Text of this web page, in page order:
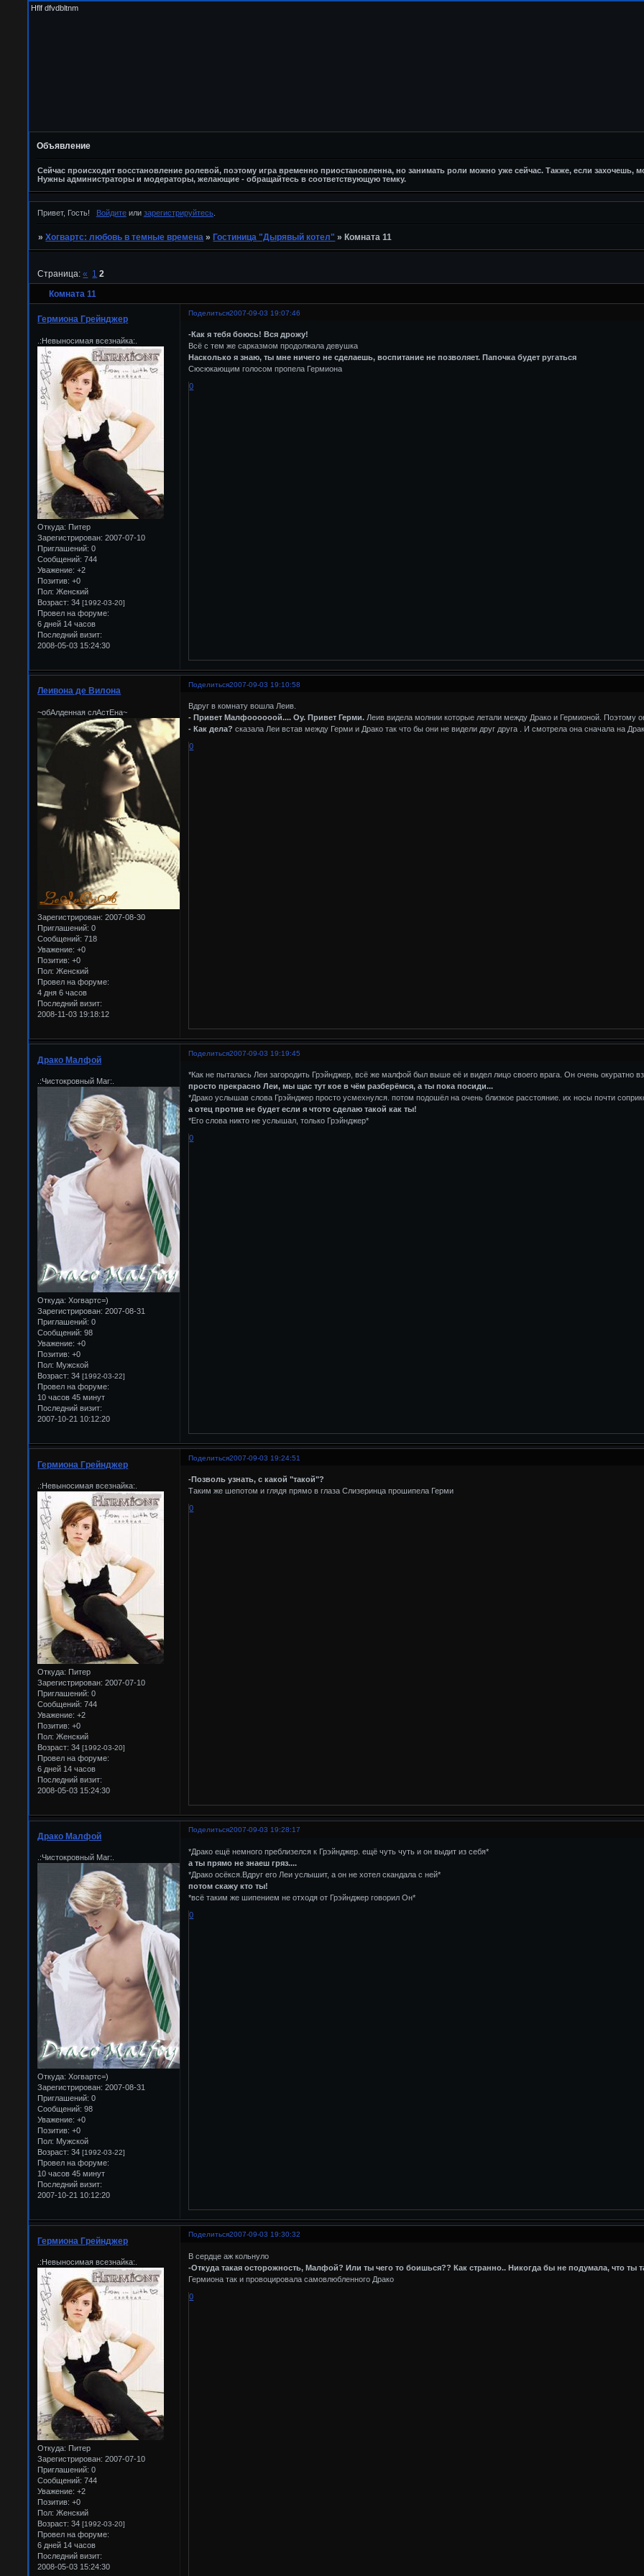
Hflf dfvdbltnm
Объявление
Сейчас происходит восстановление ролевой, поэтому игра временно приостановленна, но занимать роли можно уже сейчас. Также, если захочешь,
Нужны администраторы и модераторы, желающие - обращайтесь в соответствующую темку.
Привет, Гость! Войдитеили зарегистрируйтесь.
»Хогвартс: любовь в темные времена » Гостиница "Дырявый котел" » Комната 11
Комната 11
Страница:« 1 2
Поделиться2007-09-03 19:07:46
Гермиона Грейнджер
.:Невыносимая всезнайка:.
Откуда: Питер
Зарегистрирован: 2007-07-10
Приглашений: 0
Сообщений: 744
Уважение: +2
Позитив: +0
Пол: Женский
Возраст: 34[1992-03-20]
Провел на форуме:
6 дней 14 часов
Последний визит:
2008-05-03 15:24:30
-Как я тебя боюсь! Вся дрожу!
Всё с тем же сарказмом продолжала девушка
Насколько я знаю, ты мне ничего не сделаешь, воспитание не позволяет. Папочка будет ругаться
Сюсюкающим голосом пропела Гермиона
0
Поделиться2007-09-03 19:10:58
Леивона де Вилона
~обАлденная слАстЕна~
Зарегистрирован: 2007-08-30
Приглашений: 0
Сообщений: 718
Уважение: +0
Позитив: +0
Пол: Женский
Провел на форуме:
4 дня 6 часов
Последний визит:
2008-11-03 19:18:12
Вдруг в комнату вошла Леив.
- Привет Малфоооооой.... Оу. Привет Герми. Леив видела молнии которые летали между Драко и Гермионой. Поэтому
- Как дела? сказала Леи встав между Герми и Драко так что бы они не видели друг друга . И смотрела она сначала на
0
Поделиться2007-09-03 19:19:45
Драко Малфой
.:Чистокровный Маг:.
Откуда: Хогвартс=)
Зарегистрирован: 2007-08-31
Приглашений: 0
Сообщений: 98
Уважение: +0
Позитив: +0
Пол: Мужской
Возраст: 34[1992-03-22]
Провел на форуме:
10 часов 45 минут
Последний визит:
2007-10-21 10:12:20
*Как не пыталась Леи загородить Грэйнджер, всё же малфой был выше её и видел лицо своего врага. Он очень окуратно
просто прекрасно Леи, мы щас тут кое в чём разберёмся, а ты пока посиди...
*Драко услышав слова Грэйнджер просто усмехнулся. потом подошёл на очень близкое расстояние. их носы почти
а отец против не будет если я чтото сделаю такой как ты!
*Его слова никто не услышал, только Грэйнджер*
0
Поделиться2007-09-03 19:24:51
Гермиона Грейнджер
.:Невыносимая всезнайка:.
Откуда: Питер
Зарегистрирован: 2007-07-10
Приглашений: 0
Сообщений: 744
Уважение: +2
Позитив: +0
Пол: Женский
Возраст: 34[1992-03-20]
Провел на форуме:
6 дней 14 часов
Последний визит:
2008-05-03 15:24:30
-Позволь узнать, с какой "такой"?
Таким же шепотом и глядя прямо в глаза Слизеринца прошипела Герми
0
Поделиться2007-09-03 19:28:17
Драко Малфой
.:Чистокровный Маг:.
Откуда: Хогвартс=)
Зарегистрирован: 2007-08-31
Приглашений: 0
Сообщений: 98
Уважение: +0
Позитив: +0
Пол: Мужской
Возраст: 34[1992-03-22]
Провел на форуме:
10 часов 45 минут
Последний визит:
2007-10-21 10:12:20
*Драко ещё немного преблизелся к Грэйнджер. ещё чуть чуть и он выдит из себя*
а ты прямо не знаеш гряз....
*Драко осёкся.Вдруг его Леи услышит, а он не хотел скандала с ней*
потом скажу кто ты!
*всё таким же шипением не отходя от Грэйнджер говорил Он*
0
Поделиться2007-09-03 19:30:32
Гермиона Грейнджер
.:Невыносимая всезнайка:.
Откуда: Питер
Зарегистрирован: 2007-07-10
Приглашений: 0
Сообщений: 744
Уважение: +2
Позитив: +0
Пол: Женский
Возраст: 34[1992-03-20]
Провел на форуме:
6 дней 14 часов
Последний визит:
2008-05-03 15:24:30
В сердце аж кольнуло
-Откуда такая осторожность, Малфой? Или ты чего то боишься?? Как странно.. Никогда бы не подумала, что ты
Гермиона так и провоцировала самовлюбленного Драко
0